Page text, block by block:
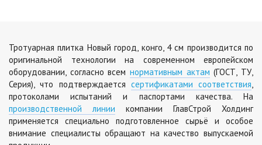
Тротуарная плитка Новый город, конго, 4 см производится по
оригинальной технологии на современном европейском
оборудовании, согласно всем нормативным актам (ГОСТ, ТУ,
Серия), что подтверждается сертификатами соответствия
протоколами испытаний и паспортами качества. На
производственной линии компании ГлавСтрой Холдинг
применяется специально подготовленное сырьё и особое
внимание специалисты обращают на качество выпускаемой